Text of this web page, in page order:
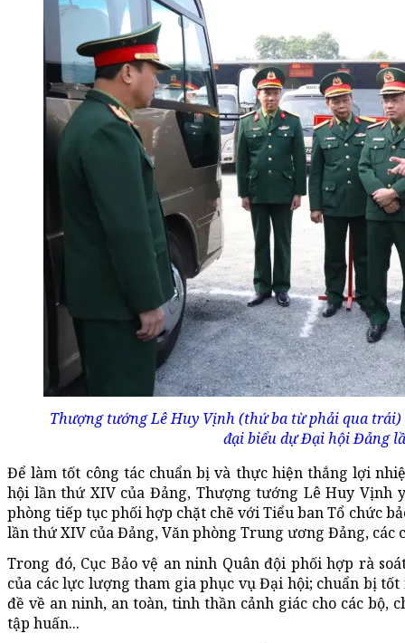
Thượng tướng Lê Huy Vịnh (thứ ba từ phải qua
đại biểu dự Đại hội Đảng
Để làm tốt công tác chuẩn bị và thực hiện thắng lợi
hội lần thứ XIV của Đảng, Thượng tướng Lê Huy Vịnh
phòng tiếp tục phối hợp chặt chẽ với Tiểu ban Tổ chức
lần thứ XIV của Đảng, Văn phòng Trung ương Đảng, các
Trong đó, Cục Bảo vệ an ninh Quân đội phối hợp rà
của các lực lượng tham gia phục vụ Đại hội; chuẩn bị
đề về an ninh, an toàn, tinh thần cảnh giác cho các bộ,
tập huấn...